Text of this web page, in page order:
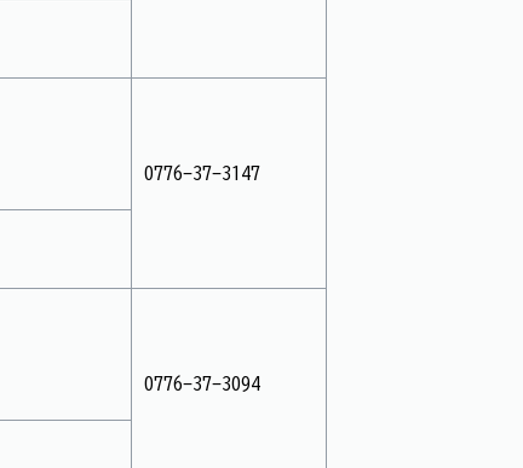
0776-37-3147
0776-37-3094